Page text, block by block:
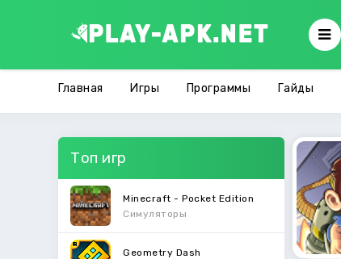
Главная Игры Программы Гайды
Топ игр
Minecraft - Pocket Edition
Симуляторы
Geometry Dash